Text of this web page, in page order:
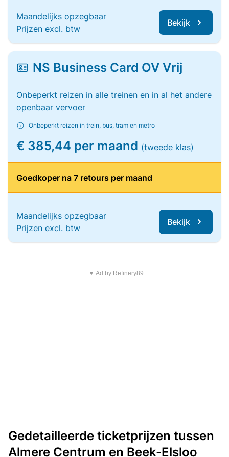
Maandelijks opzegbaar
Prijzen excl. btw
Bekijk
NS Business Card OV Vrij
Onbeperkt reizen in alle treinen en in al het andere
openbaar vervoer
Onbeperkt reizen in trein, bus, tram en metro
€ 385,44 per maand (tweede klas)
Goedkoper na 7 retours per maand
Maandelijks opzegbaar
Prijzen excl. btw
Bekijk
▼ Ad by Refinery89
Gedetailleerde ticketprijzen tussen
Almere Centrum en Beek-Elsloo